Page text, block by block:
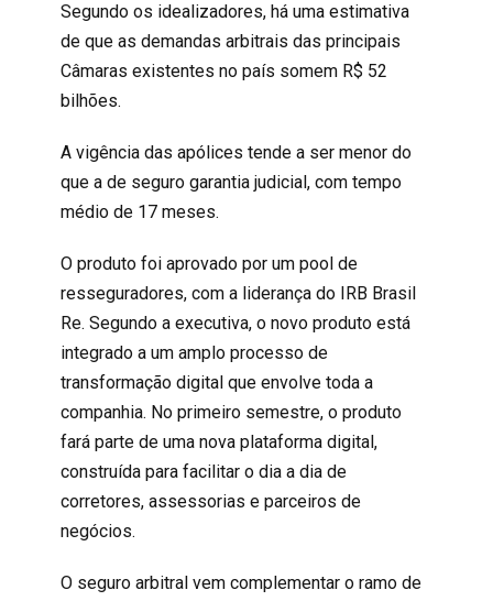
Segundo os idealizadores, há uma estimativa
de que as demandas arbitrais das principais
Câmaras existentes no país somem R$ 52
bilhões.
A vigência das apólices tende a ser menor do
que a de seguro garantia judicial, com tempo
médio de 17 meses.
O produto foi aprovado por um pool de
resseguradores, com a liderança do IRB Brasil
Re. Segundo a executiva, o novo produto está
integrado a um amplo processo de
transformação digital que envolve toda a
companhia. No primeiro semestre, o produto
fará parte de uma nova plataforma digital,
construída para facilitar o dia a dia de
corretores, assessorias e parceiros de
negócios.
O seguro arbitral vem complementar o ramo de